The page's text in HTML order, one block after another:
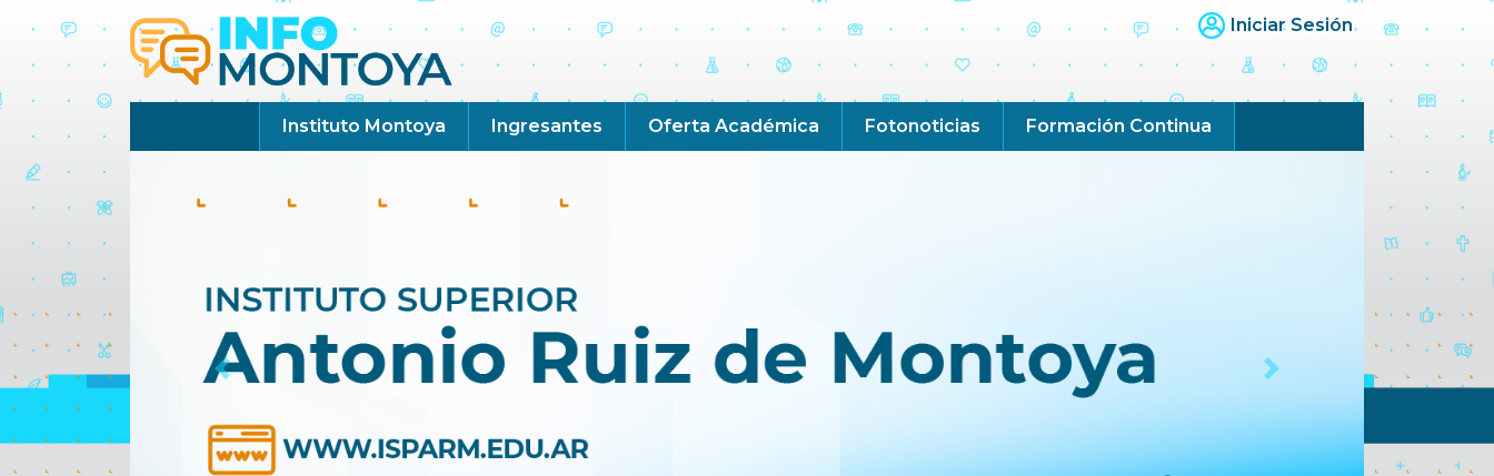
Iniciar Sesión
Instituto Montoya Ingresantes Oferta Académica Fotonoticias Formación Continua
Previous Next